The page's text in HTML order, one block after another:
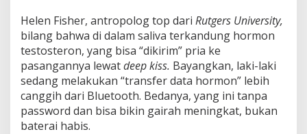
Helen Fisher, antropolog top dari Rutgers University,
bilang bahwa di dalam saliva terkandung hormon
testosteron, yang bisa “dikirim” pria ke
pasangannya lewatdeep kiss. Bayangkan, laki-laki
sedang melakukan “transfer data hormon” lebih
canggih dari Bluetooth. Bedanya, yang ini tanpa
password dan bisa bikin gairah meningkat, bukan
baterai habis.